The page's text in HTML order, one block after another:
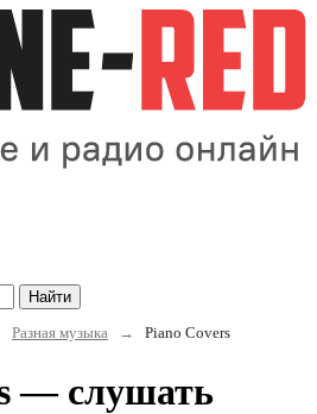
Найти
Разная музыка → Piano Covers
— слушать